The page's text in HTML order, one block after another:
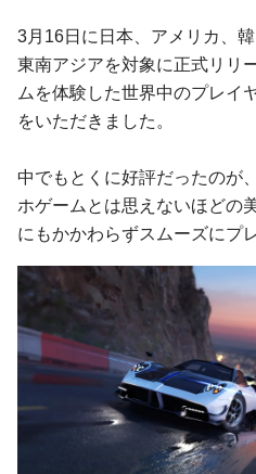
3月16日に日本、アメリカ、
東南アジアを対象に正式リリ
ムを体験した世界中のプレイ
をいただきました。
中でもとくに好評だったのが
ホゲームとは思えないほどの
にもかかわらずスムーズにプ